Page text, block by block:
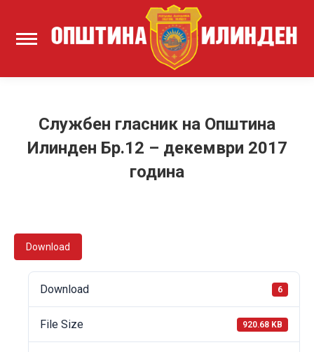
Службен гласник на Општина
Илинден Бр.12 – декември 2017
година
Download
Download 6
File Size 920.68 KB